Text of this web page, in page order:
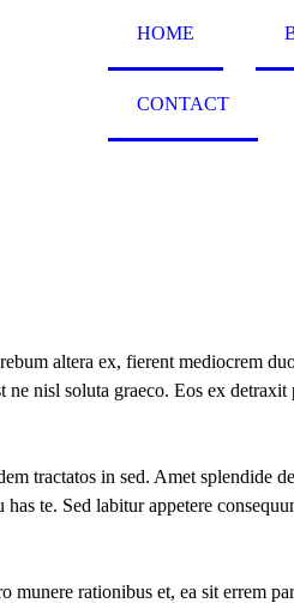
HOME
CONTACT
altera ex, fierent mediocrem
ne nisl soluta graeco. Eos ex
tractatos in sed. Amet splendide
te. Sed labitur appetere
munere rationibus et, ea sit errem